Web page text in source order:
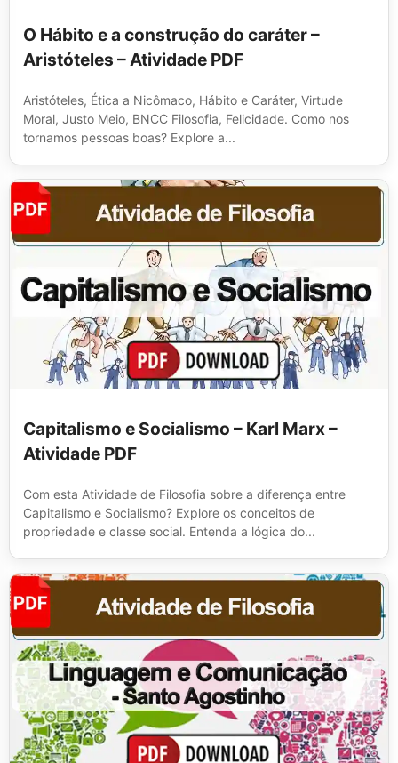
O Hábito e a construção do caráter –
Aristóteles – Atividade PDF
Aristóteles, Ética a Nicômaco, Hábito e Caráter, Virtude
Moral, Justo Meio, BNCC Filosofia, Felicidade. Como nos
tornamos pessoas boas? Explore a...
Capitalismo e Socialismo – Karl Marx –
Atividade PDF
Com esta Atividade de Filosofia sobre a diferença entre
Capitalismo e Socialismo? Explore os conceitos de
propriedade e classe social. Entenda a lógica do...